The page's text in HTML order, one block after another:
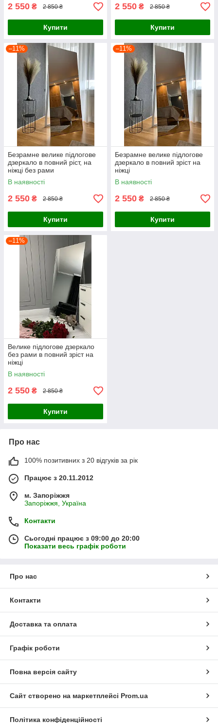
2 550 ₴ 2 850 ₴
Купити
2 550 ₴ 2 850 ₴
Купити
–11%
Безрамне велике підлогове
дзеркало в повний ріст, на
ніжці без рами
В наявності
2 550 ₴ 2 850 ₴
Купити
–11%
Безрамне велике підлогове
дзеркало в повний зріст на
ніжці
В наявності
2 550 ₴ 2 850 ₴
Купити
–11%
Велике підлогове дзеркало
без рами в повний зріст на
ніжці
В наявності
2 550 ₴ 2 850 ₴
Купити
Про нас
100% позитивних з 20 відгуків за рік
Працює з 20.11.2012
м. Запоріжжя
Запоріжжя, Україна
Контакти
Сьогодні працює з 09:00 до 20:00
Показати весь графік роботи
Про нас
Контакти
Доставка та оплата
Графік роботи
Повна версія сайту
Сайт створено на маркетплейсі Prom.ua
Політика конфіденційності